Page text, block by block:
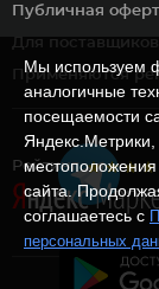
Рейтинг
Публичная
Для поставщиков
Применяются
Мы используем
аналогичные
посещаемости
сайта.
соглашаетесь с
персональных